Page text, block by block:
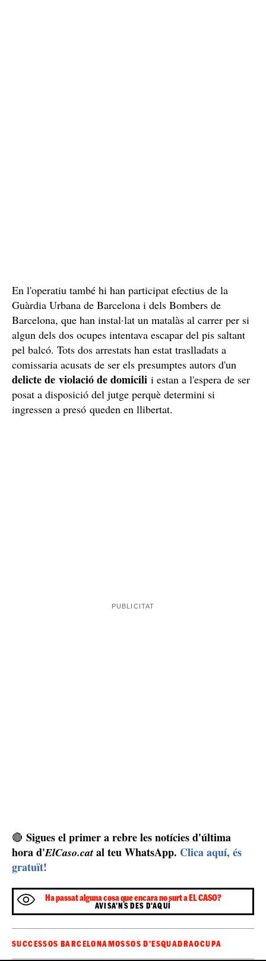
En l'operatiu també hi han participat efectius de la
Guàrdia Urbana de Barcelona i dels Bombers de
Barcelona, que han instal·lat un matalàs al carrer per si
algun dels dos ocupes intentava escapar del pis saltant
pel balcó. Tots dos arrestats han estat traslladats a
comissaria acusats de ser els presumptes autors d'un
delicte de violació de domicili i estan a l'espera de ser
posat a disposició del jutge perquè determini si
ingressen a presó queden en llibertat.
🔴 Sigues el primer a rebre les notícies d'última
hora d'ElCaso.cat al teu WhatsApp. Clica aquí, és
gratuït!
Ha passat alguna cosa que encara no surt a EL CASO?
AVISA'NS DES D'AQUÍ
SUCCESSOS BARCELONAMOSSOS D'ESQUADRAOCUPA